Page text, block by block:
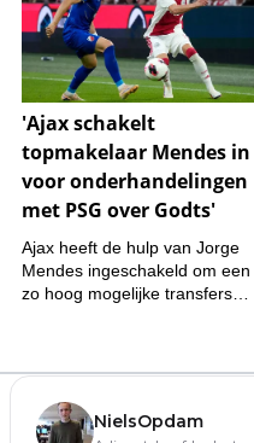
NielsOpdam